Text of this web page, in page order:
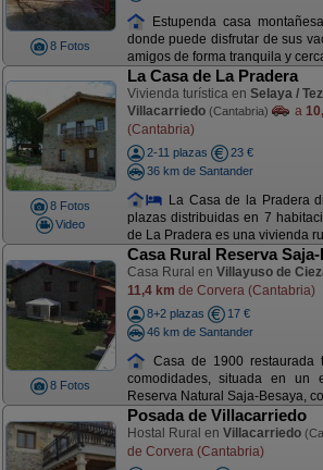
8 Fotos
Estupenda casa
donde puede disfrutar de sus
amigos de forma tranquila y
8 Fotos
Video
La Casa de La Pradera
Vivienda turística en Selaya /
Villacarriedo (Cantabria) a
(Cantabria)
2-11 plazas
23 €
36 km de Santander
La Casa de la Pradera
plazas distribuidas en 7
de La Pradera es una vivienda
8 Fotos
Casa Rural Reserva
Casa Rural en Villayuso de
11,4 km de Corvera (Cantabria)
8+2 plazas
17 €
46 km de Santander
Casa de 1900 restaurada
comodidades, situada en
Reserva Natural Saja-Besaya,
Posada de Villacarriedo
Hostal Rural en Villacarriedo
de Corvera (Cantabria)